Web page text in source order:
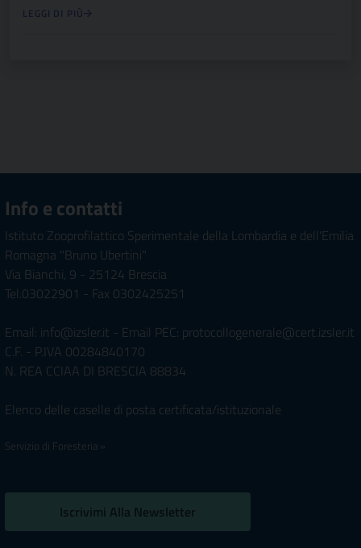
LEGGI DI PIÙ
Info e contatti
Istituto Zooprofilattico Sperimentale della Lombardia e dell'Emilia
Romagna "Bruno Ubertini"
Via Bianchi, 9 - 25124 Brescia
Tel.03022901 - Fax 0302425251
Email: info@izsler.it - Email PEC: protocollogenerale@cert.izsler.it
C.F. - P.IVA 00284840170
N. REA CCIAA DI BRESCIA 88834
Elenco delle caselle di posta certificata/istituzionale
Servizio di Foresteria »
Iscrivimi Alla Newsletter